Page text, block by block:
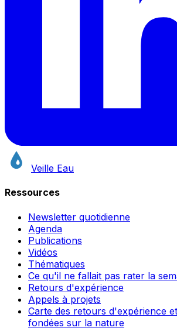
Veille Eau
Ressources
Newsletter quotidienne
Agenda
Publications
Vidéos
Thématiques
Ce qu'il ne fallait pas rater la
Retours d'expérience
Appels à projets
Carte des retours d'expérience
fondées sur la nature